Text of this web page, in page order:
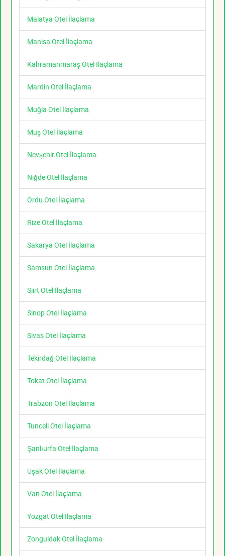
Malatya Otel İlaçlama
Manisa Otel İlaçlama
Kahramanmaraş Otel İlaçlama
Mardin Otel İlaçlama
Muğla Otel İlaçlama
Muş Otel İlaçlama
Nevşehir Otel İlaçlama
Niğde Otel İlaçlama
Ordu Otel İlaçlama
Rize Otel İlaçlama
Sakarya Otel İlaçlama
Samsun Otel İlaçlama
Siirt Otel İlaçlama
Sinop Otel İlaçlama
Sivas Otel İlaçlama
Tekirdağ Otel İlaçlama
Tokat Otel İlaçlama
Trabzon Otel İlaçlama
Tunceli Otel İlaçlama
Şanlıurfa Otel İlaçlama
Uşak Otel İlaçlama
Van Otel İlaçlama
Yozgat Otel İlaçlama
Zonguldak Otel İlaçlama